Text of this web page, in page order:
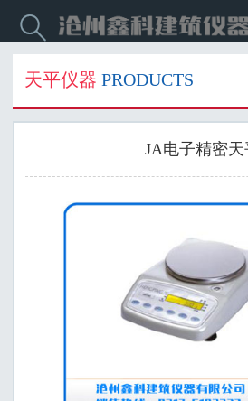

天平仪器 PRODUCTS
JA电子精密天